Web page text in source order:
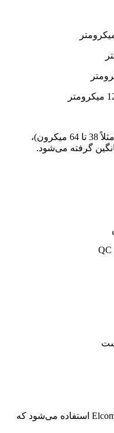
اگر زبری در محدوده همپوشانی باشد (مثلاً 38 تا 64 میکرون)،
گرفته می‌شود.
Elcometer 224 Digital Surface Profile Gauge استفاده می‌شود که